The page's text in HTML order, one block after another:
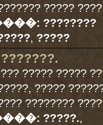
?????
????????
, ?????
????? ?????
?????
????????
?????.,